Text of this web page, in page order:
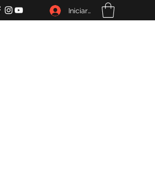
Iniciar sesión